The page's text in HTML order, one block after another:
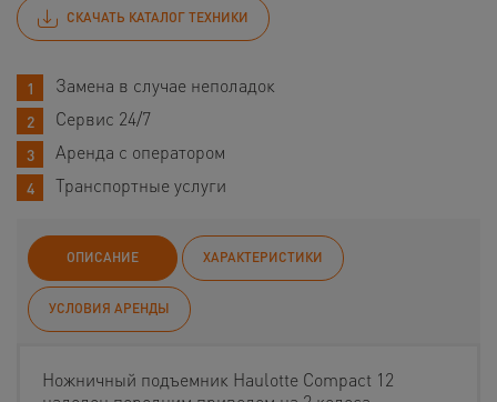
СКАЧАТЬ КАТАЛОГ ТЕХНИКИ
Замена в случае неполадок
Сервис 24/7
Аренда с оператором
Транспортные услуги
ОПИСАНИЕ ХАРАКТЕРИСТИКИ
УСЛОВИЯ АРЕНДЫ
Ножничный подъемник Haulotte Compact 12